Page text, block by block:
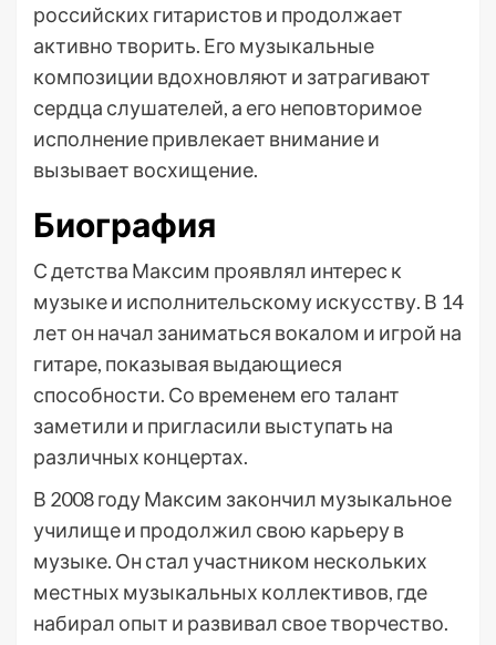
российских гитаристов и продолжает
активно творить. Его музыкальные
композиции вдохновляют и затрагивают
сердца слушателей, а его неповторимое
исполнение привлекает внимание и
вызывает восхищение.
Биография
С детства Максим проявлял интерес к
музыке и исполнительскому искусству. В 14
лет он начал заниматься вокалом и игрой на
гитаре, показывая выдающиеся
способности. Со временем его талант
заметили и пригласили выступать на
различных концертах.
В 2008 году Максим закончил музыкальное
училище и продолжил свою карьеру в
музыке. Он стал участником нескольких
местных музыкальных коллективов, где
набирал опыт и развивал свое творчество.